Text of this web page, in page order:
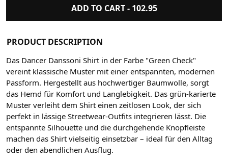
ADD TO CART - 102.95
PRODUCT DESCRIPTION
Das Dancer Danssoni Shirt in der Farbe "Green Check"
vereint klassische Muster mit einer entspannten, modernen
Passform. Hergestellt aus hochwertiger Baumwolle, sorgt
das Hemd für Komfort und Langlebigkeit. Das grün-karierte
Muster verleiht dem Shirt einen zeitlosen Look, der sich
perfekt in lässige Streetwear-Outfits integrieren lässt. Die
entspannte Silhouette und die durchgehende Knopfleiste
machen das Shirt vielseitig einsetzbar – ideal für den Alltag
oder den abendlichen Ausflug.